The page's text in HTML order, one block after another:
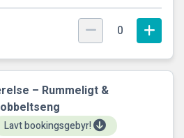
0
– Rummeligt &
Lavt bookingsgebyr!